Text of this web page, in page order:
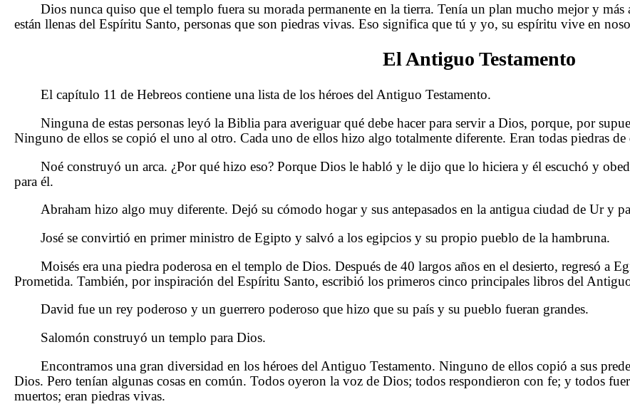
Dios nunca quiso que el templo fuera su morada permanente en la tierra. Tenía un plan mucho mejor y
están llenas del Espíritu Santo, personas que son piedras vivas. Eso significa que tú y yo, su espíritu vive en
El Antiguo Testamento
El capítulo 11 de Hebreos contiene una lista de los héroes del Antiguo Testamento.
Ninguna de estas personas leyó la Biblia para averiguar qué debe hacer para servir a Dios, porque, por
Ninguno de ellos se copió el uno al otro. Cada uno de ellos hizo algo totalmente diferente. Eran todas piedras de
Noé construyó un arca. ¿Por qué hizo eso? Porque Dios le habló y le dijo que lo hiciera y él escuchó y
para él.
Abraham hizo algo muy diferente. Dejó su cómodo hogar y sus antepasados en la antigua ciudad de Ur y
José se convirtió en primer ministro de Egipto y salvó a los egipcios y su propio pueblo de la hambruna.
Moisés era una piedra poderosa en el templo de Dios. Después de 40 largos años en el desierto, regresó a
Prometida. También, por inspiración del Espíritu Santo, escribió los primeros cinco principales libros del
David fue un rey poderoso y un guerrero poderoso que hizo que su país y su pueblo fueran grandes.
Salomón construyó un templo para Dios.
Encontramos una gran diversidad en los héroes del Antiguo Testamento. Ninguno de ellos copió a sus
Dios. Pero tenían algunas cosas en común. Todos oyeron la voz de Dios; todos respondieron con fe; y todos
muertos; eran piedras vivas.